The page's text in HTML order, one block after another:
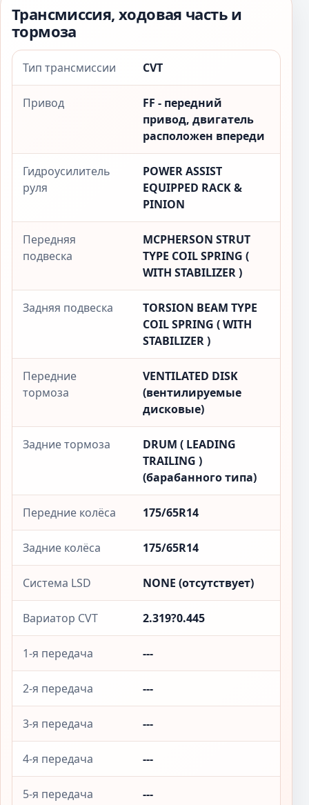
Трансмиссия, ходовая часть и
тормоза
Тип трансмиссии CVT
Привод
FF - передний
привод, двигатель
расположен впереди
Гидроусилитель
руля
POWER ASSIST
EQUIPPED RACK &
PINION
Передняя
подвеска
MCPHERSON STRUT
TYPE COIL SPRING (
WITH STABILIZER )
Задняя подвеска
TORSION BEAM TYPE
COIL SPRING ( WITH
STABILIZER )
Передние
тормоза
VENTILATED DISK
(вентилируемые
дисковые)
Задние тормоза
DRUM ( LEADING
TRAILING )
(барабанного типа)
Передние колёса 175/65R14
Задние колёса 175/65R14
Система LSD NONE (отсутствует)
Вариатор CVT 2.319?0.445
1-я передача ---
2-я передача ---
3-я передача ---
4-я передача ---
5-я передача ---